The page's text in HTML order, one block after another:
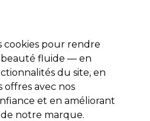
Se connecter
Electro et Matériel
et délais
la suite
cookies pour rendre
fluide — en
du site, en
offres avec nos
et en améliorant
notre marque.